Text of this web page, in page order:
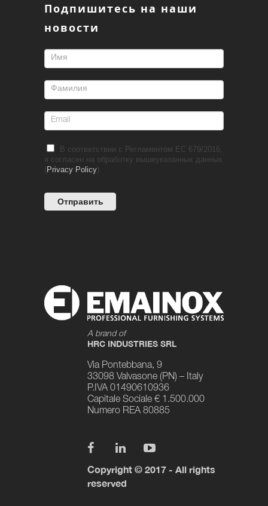
Подпишитесь на наши
новости
В соответствии с Регламентом ЕС 679/2016,
я согласен на обработку вышеуказанных данных
(Privacy Policy)
A brand of
HRC INDUSTRIES SRL
Via Pontebbana, 9
33098 Valvasone (PN) – Italy
P.IVA 01490610936
Capitale Sociale € 1.500.000
Numero REA 80885
Copyright © 2017 - All rights
reserved